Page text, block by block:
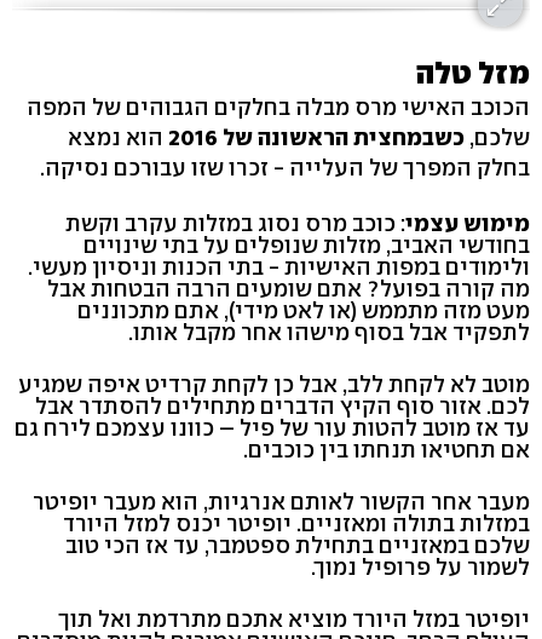
מזל טלה
הכוכב האישי מרס מבלה בחלקים הגבוהים של המפה
שלכם, כשבמחצית הראשונה של 2016
הוא נמצא
בחלק המפרך של העלייה - זכרו שזו עבורכם נסיקה.
מימוש עצמי: כוכב מרס נסוג במזלות עקרב וקשת
בחודשי האביב, מזלות שנופלים על בתי שינויים
ולימודים במפות האישיות - בתי הכנות וניסיון מעשי.
מה קורה בפועל? אתם שומעים הרבה הבטחות אבל
מעט מזה מתממש (או לאט מידי), אתם מתכוננים
לתפקיד אבל בסוף מישהו אחר מקבל אותו.
מוטב לא לקחת ללב, אבל כן לקחת קרדיט איפה שמגיע
לכם. אזור סוף הקיץ הדברים מתחילים להסתדר אבל
עד אז מוטב להטות עור של פיל – כוונו עצמכם לירח גם
אם תחטיאו תנחתו בין כוכבים.
מעבר אחר הקשור לאותם אנרגיות, הוא מעבר יופיטר
במזלות בתולה ומאזניים. יופיטר יכנס למזל היורד
שלכם במאזניים בתחילת ספטמבר, עד אז הכי טוב
לשמור על פרופיל נמוך.
יופיטר במזל היורד מוציא אתכם מתרדמת ואל תוך